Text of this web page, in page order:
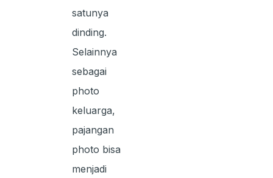
satunya
dinding.
Selainnya
sebagai
photo
keluarga,
pajangan
photo bisa
menjadi